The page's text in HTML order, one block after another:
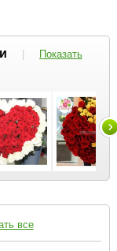
|
Показать
все